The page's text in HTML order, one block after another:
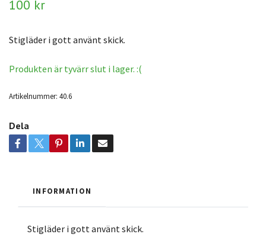
100 kr
Stigläder i gott använt skick.
Produkten är tyvärr slut i lager. :(
Artikelnummer: 40.6
Dela
INFORMATION
Stigläder i gott använt skick.